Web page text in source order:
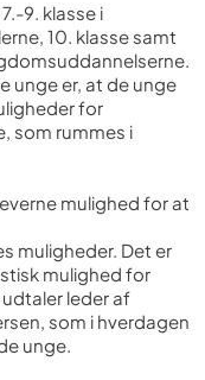
9. klasse i
10. klasse samt
unge er, at de unge
for
som rummes i
mulighed for at
muligheder. Det er
mulighed for
leder af
som i hverdagen
unge.